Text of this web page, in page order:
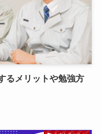
るメリットや勉強方